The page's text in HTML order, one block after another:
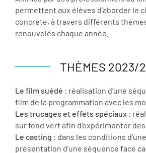
permettent aux élèves d’aborder le
concrète, à travers différents
renouvelés chaque année.
THÈMES 2023/
Le film suédé : réalisation d’une
film de la programmation avec les
Les trucages et effets spéciaux :
sur fond vert afin d’expérimenter
Le casting : dans les conditions
présentation d’une séquence face